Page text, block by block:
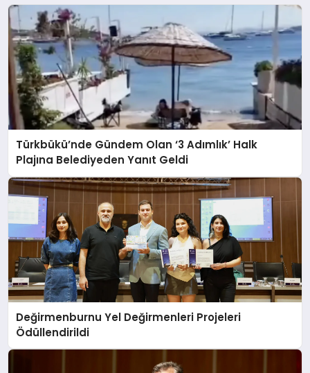
Türkbükü’nde Gündem Olan ‘3 Adımlık’ Halk
Plajına Belediyeden Yanıt Geldi
Değirmenburnu Yel Değirmenleri Projeleri
Ödüllendirildi